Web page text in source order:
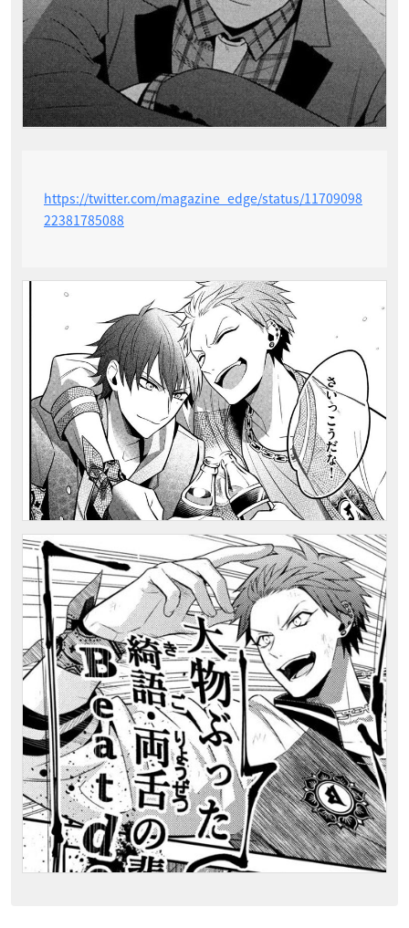
https://twitter.com/magazine_edge/status/11709098
22381785088